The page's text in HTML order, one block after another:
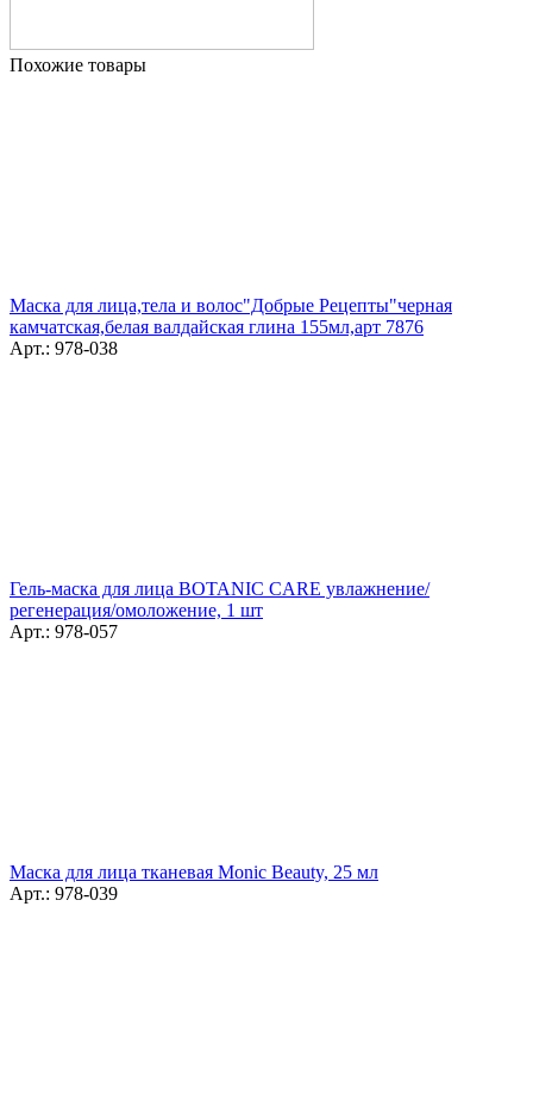
Похожие товары
Маска для лица,тела и волос"Добрые Рецепты"черная
камчатская,белая валдайская глина 155мл,арт 7876
Арт.: 978-038
Гель-маска для лица BOTANIC CARE увлажнение/
регенерация/омоложение, 1 шт
Арт.: 978-057
Маска для лица тканевая Monic Beauty, 25 мл
Арт.: 978-039